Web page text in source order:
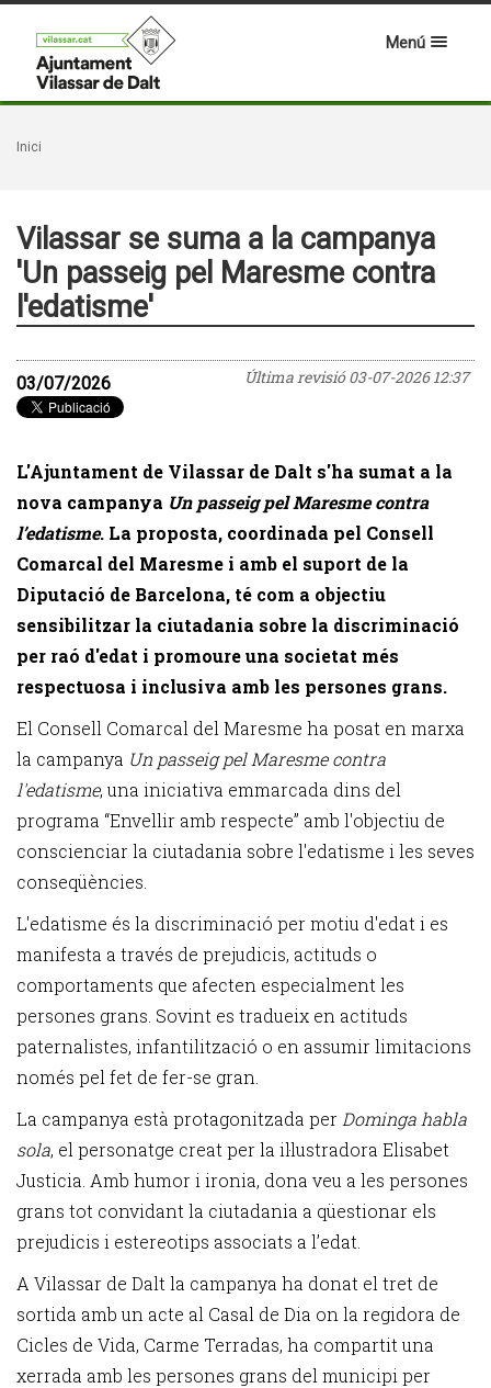
Menú
Inici
Vilassar se suma a la campanya
'Un passeig pel Maresme contra
l'edatisme'
Última revisió03-07-2026 12:37
03/07/2026
L'Ajuntament de Vilassar de Dalt s'ha sumat a la
nova campanya Un passeig pel Maresme contra
l’edatisme. La proposta, coordinada pel Consell
Comarcal del Maresme i amb el suport de la
Diputació de Barcelona, té com a objectiu
sensibilitzar la ciutadania sobre la discriminació
per raó d'edat i promoure una societat més
respectuosa i inclusiva amb les persones grans.
El Consell Comarcal del Maresme ha posat en marxa
la campanya Un passeig pel Maresme contra
l'edatisme, una iniciativa emmarcada dins del
programa “Envellir amb respecte” amb l'objectiu de
conscienciar la ciutadania sobre l'edatisme i les seves
conseqüències.
L'edatisme és la discriminació per motiu d'edat i es
manifesta a través de prejudicis, actituds o
comportaments que afecten especialment les
persones grans. Sovint es tradueix en actituds
paternalistes, infantilització o en assumir limitacions
només pel fet de fer-se gran.
La campanya està protagonitzada per Dominga habla
sola, el personatge creat per la il·lustradora Elisabet
Justicia. Amb humor i ironia, dona veu a les persones
grans tot convidant la ciutadania a qüestionar els
prejudicis i estereotips associats a l’edat.
A Vilassar de Dalt la campanya ha donat el tret de
sortida amb un acte al Casal de Dia on la regidora de
Cicles de Vida, Carme Terradas, ha compartit una
xerrada amb les persones grans del municipi per